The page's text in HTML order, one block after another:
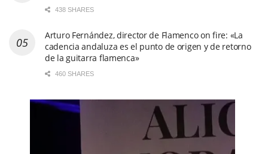
438 SHARES
Arturo Fernández, director de Flamenco on fire: «La
cadencia andaluza es el punto de origen y de retorno
de la guitarra flamenca»
460 SHARES